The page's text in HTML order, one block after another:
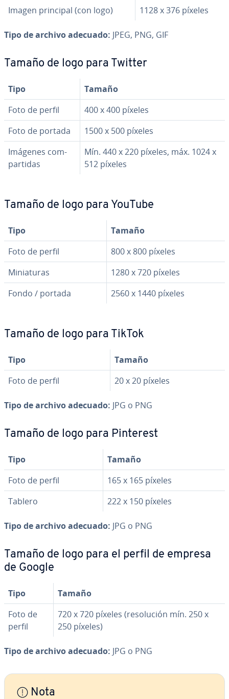
Imagen principal (con logo) 1128 x 376 píxeles
Tipo de archivo adecuado: JPEG, PNG, GIF
Tamaño de logo para Twitter
Tipo
Tamaño
Foto de perfil
400 x 400 píxeles
Foto de portada
1500 x 500 píxeles
Imágenes co­m­
pa­r­ti­das
Mín. 440 x 220 píxeles, máx. 1024 x
512 píxeles
Tamaño de logo para YouTube
Tipo
Tamaño
Foto de perfil
800 x 800 píxeles
Mi­nia­tu­ras
1280 x 720 píxeles
Fondo / portada
2560 x 1440 píxeles
Tamaño de logo para TikTok
Tipo
Tamaño
Foto de perfil
20 x 20 píxeles
Tipo de archivo adecuado: JPG o PNG
Tamaño de logo para Pinterest
Tipo
Tamaño
Foto de perfil
165 x 165 píxeles
Tablero
222 x 150 píxeles
Tipo de archivo adecuado: JPG o PNG
Tamaño de logo para el perfil de empresa
de Google
Tipo
Tamaño
Foto de
perfil
720 x 720 píxeles (re­so­lu­ción mín. 250 x
250 píxeles)
Tipo de archivo adecuado: JPG o PNG
Nota